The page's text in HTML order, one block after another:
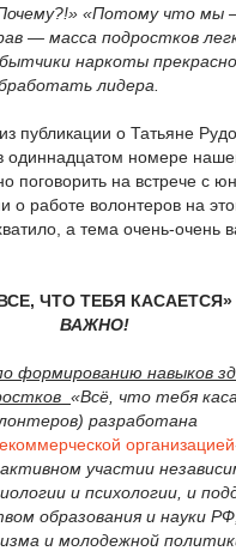
«Потому что
— масса подростков
наркоты
лидера.
публикации о Татьяне
номере
поговорить на встрече с
о работе волонтеров на
а тема очень-очень
ТЕБЯ КАСАЕТСЯ»
ВАЖНО!
формированию навыков
«Всё, что тебя
разработана
организацией
участии
и психологии, и
образования и науки
и молодежной